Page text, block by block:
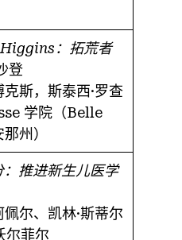
：拓荒者
登
克斯，斯泰西·罗查
学院（Belle
州）
推进新生儿医学
佩尔、凯林·斯蒂尔
尔菲尔